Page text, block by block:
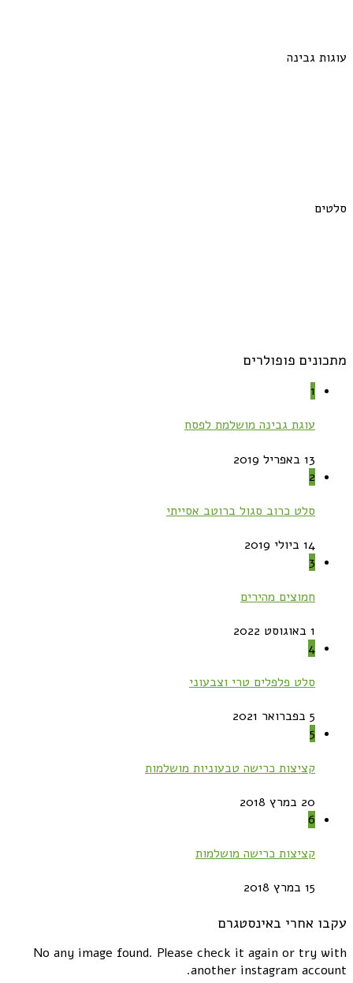
עוגות גבינה
סלטים
מתכונים פופולרים
1
עוגת גבינה מושלמת לפסח
13 באפריל 2019
2
סלט כרוב סגול ברוטב אסייתי
14 ביולי 2019
3
חמוצים מהירים
1 באוגוסט 2022
4
סלט פלפלים טרי וצבעוני
5 בפברואר 2021
5
קציצות כרישה טבעוניות מושלמות
20 במרץ 2018
6
קציצות כרישה מושלמות
15 במרץ 2018
עקבו אחרי באינסטגרם
No any image found. Please check it again or try with
another instagram account.